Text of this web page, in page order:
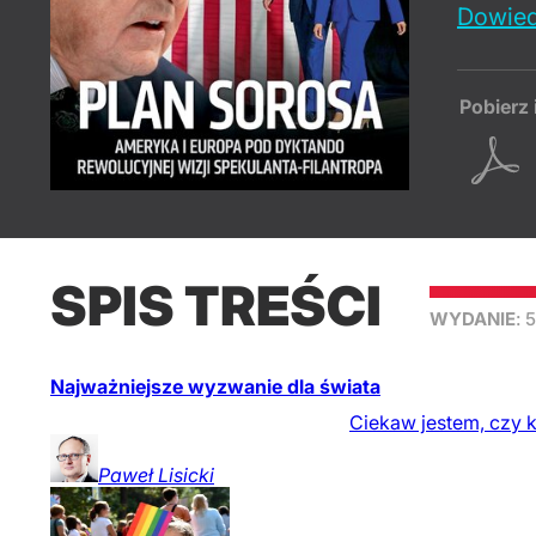
Pobierz
SPIS TREŚCI WYDANIE:
Najważniejsze wyzwanie dla świata
Ciekaw jestem, czy
Paweł Lisicki